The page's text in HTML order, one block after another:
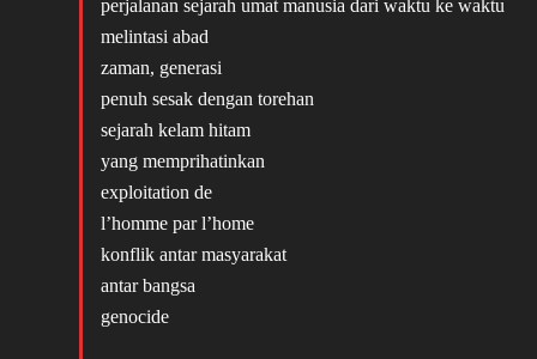
perjalanan sejarah umat manusia dari waktu ke waktu
melintasi abad
zaman, generasi
penuh sesak dengan torehan
sejarah kelam hitam
yang memprihatinkan
exploitation de
l’homme par l’home
konflik antar masyarakat
antar bangsa
genocide